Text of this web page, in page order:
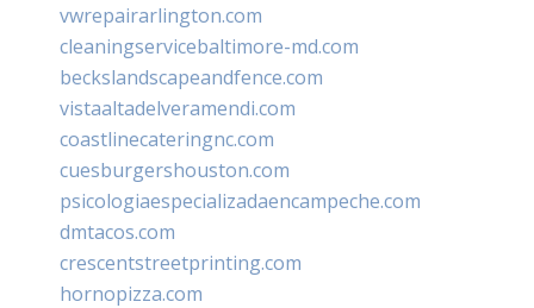
vwrepairarlington.com
cleaningservicebaltimore-md.com
beckslandscapeandfence.com
vistaaltadelveramendi.com
coastlinecateringnc.com
cuesburgershouston.com
psicologiaespecializadaencampeche.com
dmtacos.com
crescentstreetprinting.com
hornopizza.com